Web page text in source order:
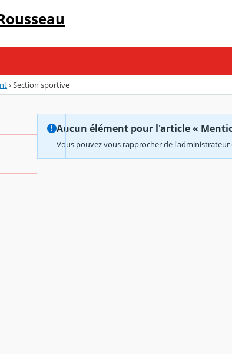
›Section sportive
Aucun élément pour l'article «
Vous pouvez vous rapprocher de